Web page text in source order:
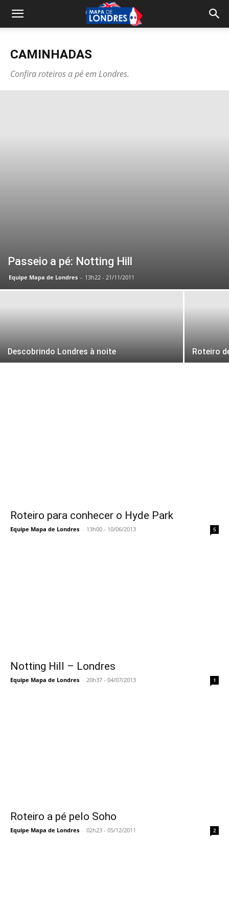
CAMINHADAS
Confira roteiros a pé em Londres.
Passeio a pé: Notting Hill
Equipe Mapa de Londres - 13h22 - 21/11/2011
Descobrindo Londres à noite Roteiro
Roteiro para conhecer o Hyde Park
Equipe Mapa de Londres - 13h00 - 10/06/2013 5
Notting Hill – Londres
Equipe Mapa de Londres - 20h37 - 04/07/2013 1
Roteiro a pé pelo Soho
Equipe Mapa de Londres - 02h23 - 05/12/2011 2